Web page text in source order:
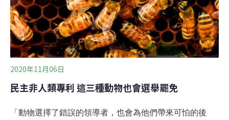
性山地大猩猩敲打胸部的動作。研究團隊使用一種可發出
兩個平行綠色雷射光的攝影機裝置進行
2020年11月06日
民主非人類專利 這三種動物也會選舉罷免
「動物選擇了錯誤的領導者，也會為他們帶來可怕的後